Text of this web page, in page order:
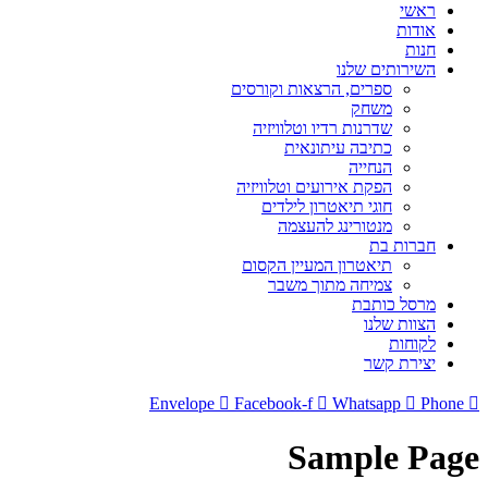
ראשי
אודות
חנות
השירותים שלנו
ספרים, הרצאות וקורסים
משחק
שדרנות רדיו וטלוויזיה
כתיבה עיתונאית
הנחייה
הפקת אירועים וטלוויזיה
חוגי תיאטרון לילדים
מנטורינג להעצמה
חברות בת
תיאטרון המעיין הקסום
צמיחה מתוך משבר
מרסל כותבת
הצוות שלנו
לקוחות
יצירת קשר
Envelope Facebook-f Whatsapp Phone
Sample Page